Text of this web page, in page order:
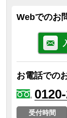
Webでのお
お電話での
受付時間